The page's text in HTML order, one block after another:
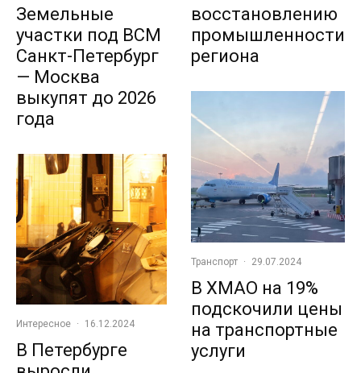
Земельные
участки под ВСМ
Санкт-Петербург
— Москва
выкупят до 2026
года
Интересное · 16.12.2024
В Петербурге
восстановлению
промышленности
региона
Транспорт · 29.07.2024
В ХМАО на 19%
подскочили цены
на транспортные
услуги